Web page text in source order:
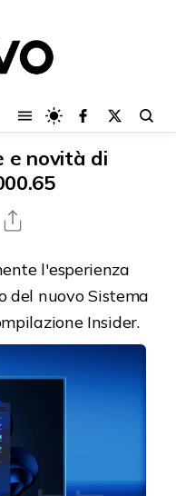
e novità di
l'esperienza
del nuovo Sistema
Insider.